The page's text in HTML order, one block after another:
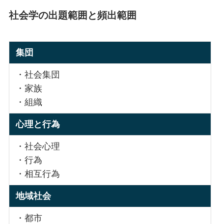
社会学の出題範囲と頻出範囲
集団
・社会集団
・家族
・組織
心理と行為
・社会心理
・行為
・相互行為
地域社会
・都市